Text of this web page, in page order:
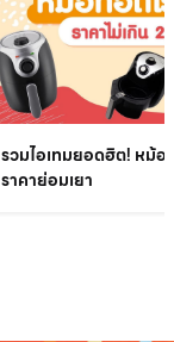
รวมไอเทมยอดฮิต! หม้อ
ราคาย่อมเยา